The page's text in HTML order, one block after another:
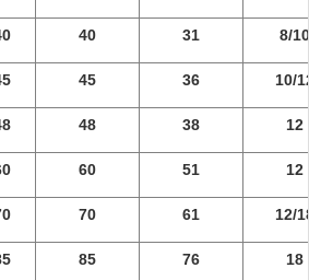
40 31 8/10
45 36 10/
48 38 12
60 51 12
70 61 12/
85 76 18